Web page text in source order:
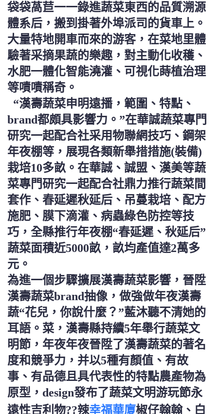
袋袋萵苣一一錄進蔬菜東西的品質溯源
體系后，搬到掛著外埠派司的貨車上。
大量特地開車而來的游客，在菜地里體
驗著采摘果蔬的樂趣，對主動化收穫、
水肥一體化智能澆灌、可視化蒔植治理
等嘖嘖稱奇。
“漢壽蔬菜申明遠播，範圍、特點、
brand都頗具影響力。”在華誠蔬菜專門
研究一起配合社采用物聯網技巧、鋼架
年夜棚等，展現各類新舉措措施(裝備)
栽培10多畝。在華誠、誠盟、漢美等蔬
菜專門研究一起配合社鼎力推行蔬菜間
套作、春延遲秋延后、吊蔓栽培、配方
施肥、膜下滴灌、病蟲綠色防控等技
巧，全縣推行年夜棚“春延遲、秋延后”
蔬菜面積近5000畝，畝均產值達2萬多
元。
為進一個步驟擴展漢壽蔬菜影響，晉陞
漢壽蔬菜brand抽像，做強做年夜漢壽
蔬“花兒，你說什麼？”藍沐聽不清她的
耳語。菜，漢壽縣持續5年舉行蔬菜文
明節，年夜年夜晉陞了漢壽蔬菜的著名
度和競爭力，并以5種有顏值、有故
事、有品德且具代表性的特點農產物為
原型，design發布了蔬菜文明游玩節永
遠性吉利物??辣幸福華廈椒仔翰翰、白